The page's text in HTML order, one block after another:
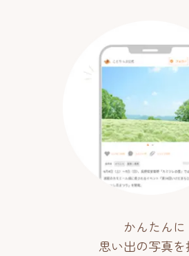
かんたんに
思い出の写真を